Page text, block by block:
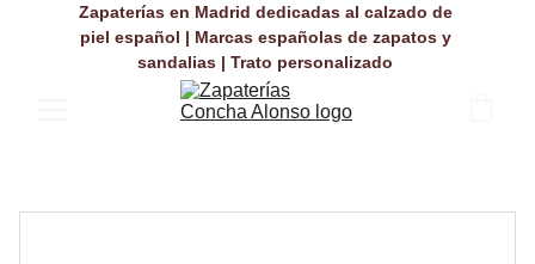
Zapaterías en Madrid dedicadas al calzado de
piel español | Marcas españolas de zapatos y
sandalias | Trato personalizado